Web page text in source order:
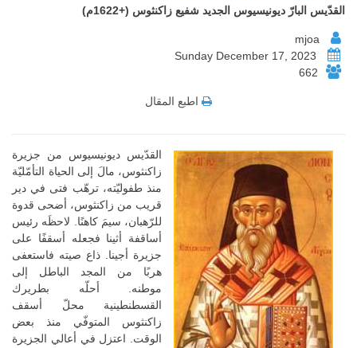
القدّيس البارّ ديونيسيوس الجديد شفيع زاكنثوس (+1622م)
662
اطبع المقال
القدّيس ديونيسيوس من جزيرة
زاكنثوس، مالَ إلى الحياة التأمّليّة
منذ طفوليّته، ترهّب فتى في دير
قريب من زاكنثوس، أضحى قدوة
للرّهبان، سيمَ كاهنًا. لاحظَه رئيس
أساقفة أثينا فجعله أسقفًا على
جزيرة أجينا. ذاع صيته فاستعفى
هربًا من المجد الباطل إلى
موطنه. أحلّه بطريرك
القسطنطينية محلّ أسقف
زاكنثوس المتوفّي منذ بعض
الوقت. اعتزل في أعالي الجزيرة